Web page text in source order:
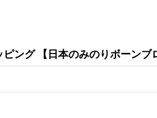
ング 【日本のみのりボーンブ